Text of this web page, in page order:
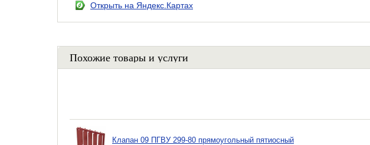
Открыть на Яндекс.Картах
Похожие товары и услуги
Клапан 09 ПГВУ 299-80 прямоугольный пятиосный